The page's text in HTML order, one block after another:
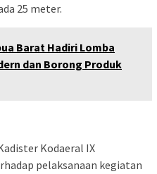
25 meter.
Barat Hadiri Lomba
dan Borong Produk
Kodaeral IX
pelaksanaan kegiatan